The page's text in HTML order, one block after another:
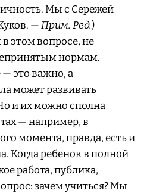
Мы с Сережей
—Прим. Ред.)
этом вопросе, не
нормам.
это важно, а
может развивать
и их можно сполна
— например, в
момента, правда, есть и
Когда ребенок в полной
работа, публика,
зачем учиться? Мы